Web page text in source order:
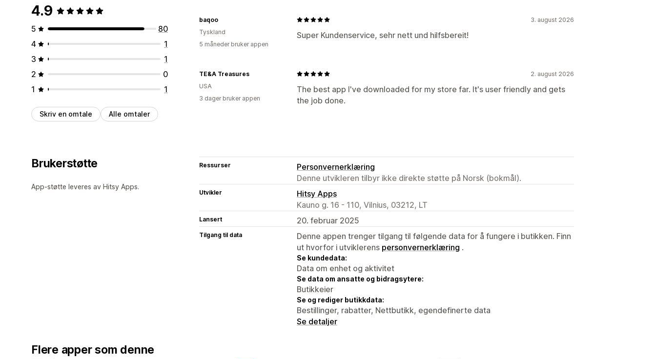
4.9
5
80
4
1
3
1
2
0
1
1
Skriv en omtale Alle omtaler
3. august 2026
Super Kundenservice, sehr nett und hilfsbereit!
baqoo
Tyskland
5 måneder bruker appen
2. august 2026
The best app I've downloaded for my store far. It's user friendly and gets
the job done.
TE&A Treasures
USA
3 dager bruker appen
Brukerstøtte
App-støtte leveres av Hitsy Apps.
Ressurser
Personvernerklæring
Denne utvikleren tilbyr ikke direkte støtte på Norsk (bokmål).
Utvikler
Hitsy Apps
Kauno g. 16 - 110, Vilnius, 03212, LT
Lansert 20. februar 2025
Tilgang til data
Denne appen trenger tilgang til følgende data for å fungere i butikken. Finn
ut hvorfor i utviklerens personvernerklæring .
Se kundedata:
Data om enhet og aktivitet
Se data om ansatte og bidragsytere:
Butikkeier
Se og rediger butikkdata:
Bestillinger, rabatter, Nettbutikk, egendefinerte data
Se detaljer
Flere apper som denne